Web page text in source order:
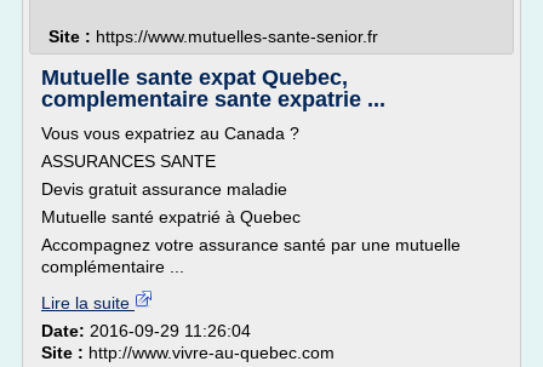
Site : https://www.mutuelles-sante-senior.fr
Mutuelle sante expat Quebec,
complementaire sante expatrie ...
Vous vous expatriez au Canada ?
ASSURANCES SANTE
Devis gratuit assurance maladie
Mutuelle santé expatrié à Quebec
Accompagnez votre assurance santé par une mutuelle
complémentaire ...
Lire la suite
Date: 2016-09-29 11:26:04
Site : http://www.vivre-au-quebec.com